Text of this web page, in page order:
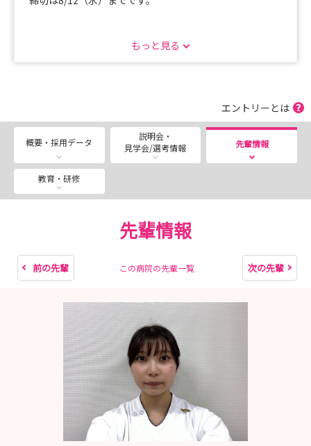
たくさんのご応募お待ちしております。
8月15日（土）病院見学・説明会を実施します
病院に少しでもご興味あるかたは、ぜひご参加ください
(*^^*)
また、看護就労体験も個別対応で受付ております！
毎日、地域医療のために奮闘する現場のようすをぜひ体験
いただきたいです！
健生病院インスタグラム
https://www.instagram.com/tsugaru_kensei/
津軽保健看護介護部インスタグラム
https://www.instagram.com/hirosaki_kenseikango_o
もっと見る
エントリーとは
概要・採用データ
説明会・
見学会/選考情報
先輩情報
教育・研修
先輩情報
前の先輩 この病院の先輩一覧 次の先輩